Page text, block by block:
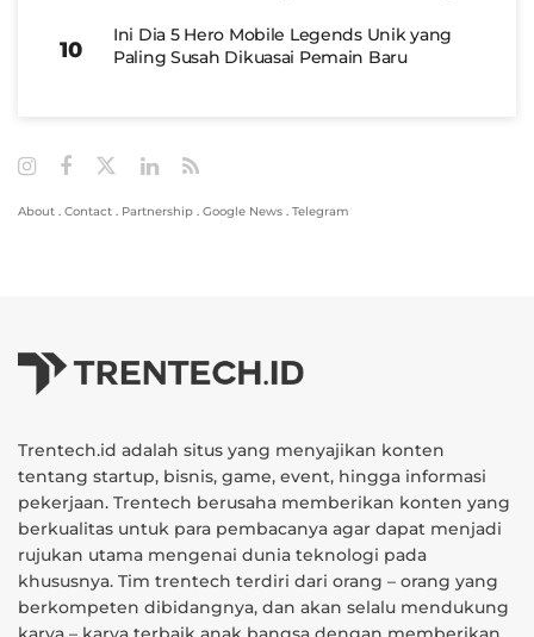
Ini Dia 5 Hero Mobile Legends Unik yang
Paling Susah Dikuasai Pemain Baru
About . Contact . Partnership . Google News . Telegram
Trentech.id adalah situs yang menyajikan konten
tentang startup, bisnis, game, event, hingga informasi
pekerjaan. Trentech berusaha memberikan konten yang
berkualitas untuk para pembacanya agar dapat menjadi
rujukan utama mengenai dunia teknologi pada
khususnya. Tim trentech terdiri dari orang – orang yang
berkompeten dibidangnya, dan akan selalu mendukung